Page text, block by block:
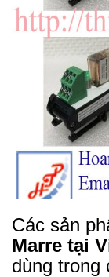
Các sản
Marre tại
dùng trong